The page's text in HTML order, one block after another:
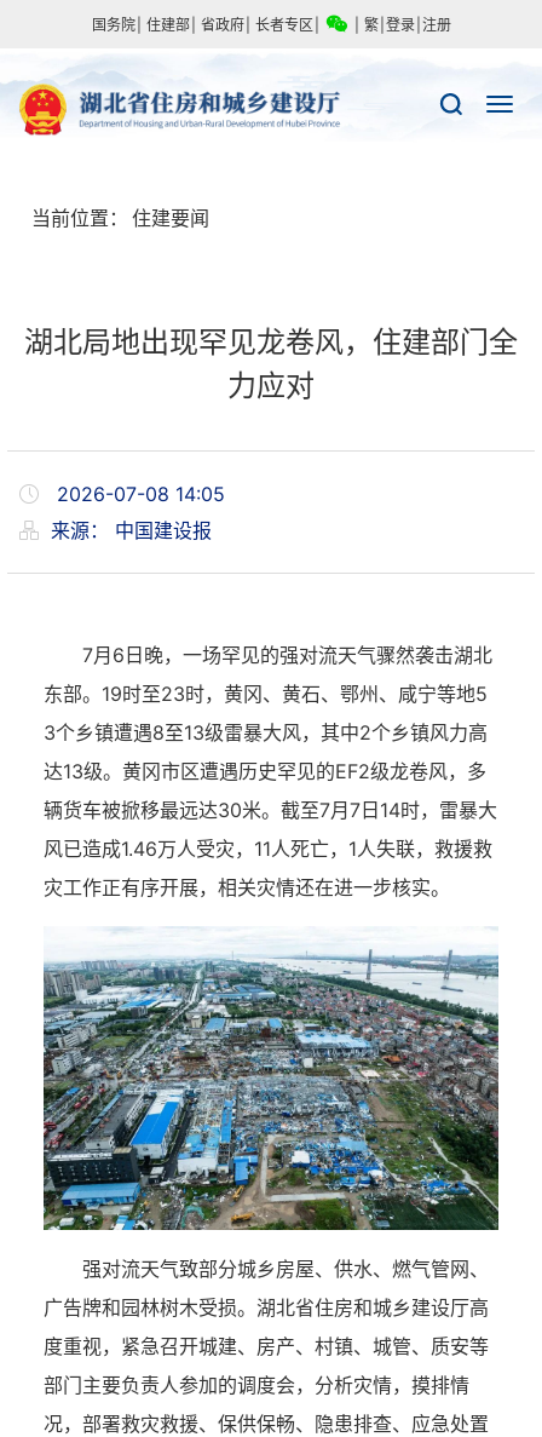
国务院 住建部 省政府 长者专区 繁 登录 注册
当前位置： 住建要闻
湖北局地出现罕见龙卷风，住建部门全
力应对
2026-07-08 14:05
来源： 中国建设报
7月6日晚，一场罕见的强对流天气骤然袭击湖北
东部。19时至23时，黄冈、黄石、鄂州、咸宁等地5
3个乡镇遭遇8至13级雷暴大风，其中2个乡镇风力高
达13级。黄冈市区遭遇历史罕见的EF2级龙卷风，多
辆货车被掀移最远达30米。截至7月7日14时，雷暴大
风已造成1.46万人受灾，11人死亡，1人失联，救援救
灾工作正有序开展，相关灾情还在进一步核实。
强对流天气致部分城乡房屋、供水、燃气管网、
广告牌和园林树木受损。湖北省住房和城乡建设厅高
度重视，紧急召开城建、房产、村镇、城管、质安等
部门主要负责人参加的调度会，分析灾情，摸排情
况，部署救灾救援、保供保畅、隐患排查、应急处置